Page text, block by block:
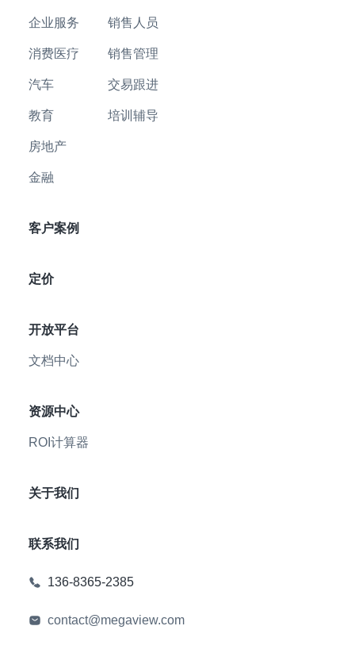
企业服务
消费医疗
汽车
教育
房地产
金融
销售人员
销售管理
交易跟进
培训辅导
客户案例
定价
开放平台
文档中心
资源中心
ROI计算器
关于我们
联系我们
136-8365-2385
contact@megaview.com